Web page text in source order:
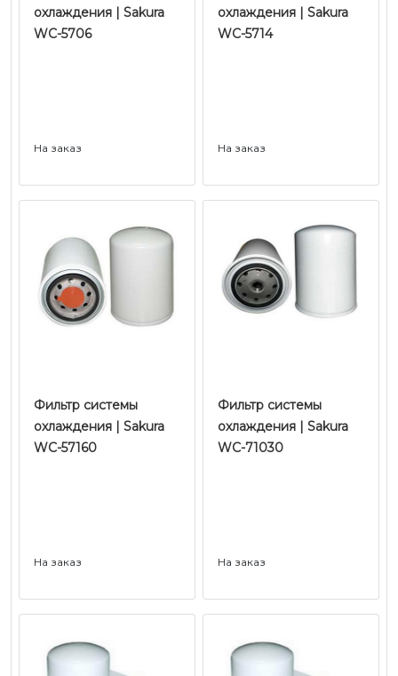
охлаждения | Sakura
WC-5706
На заказ
охлаждения | Sakura
WC-5714
На заказ
Фильтр системы
охлаждения | Sakura
WC-57160
На заказ
Фильтр системы
охлаждения | Sakura
WC-71030
На заказ